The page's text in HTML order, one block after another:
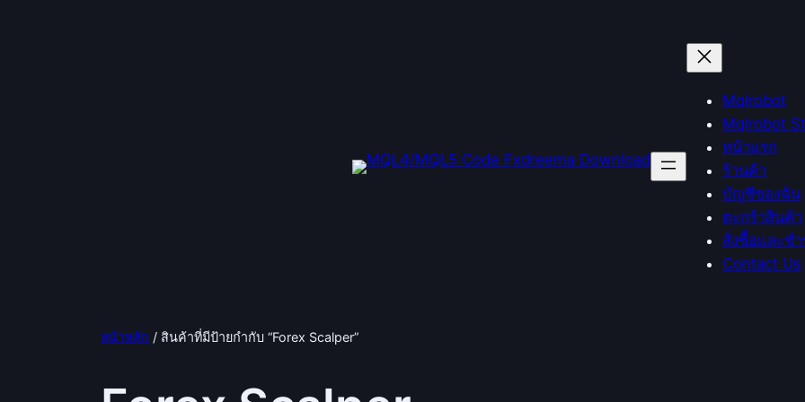
Mqlrobot
Mqlrobot
หน้าแรก
ร้านค้า
บัญชีของฉัน
ตะกร้าสินค้า
สั่งซื้อและชำ
Contact Us
หน้าหลัก / สินค้าที่มีป้ายกำกับ “Forex Scalper”